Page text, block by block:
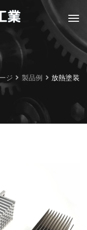
ジ 製品例 放熱塗装